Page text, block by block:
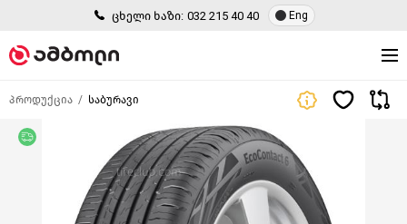
ცხელი ხაზი: 032 215 40 40 Eng
პროდუქცია საბურავი